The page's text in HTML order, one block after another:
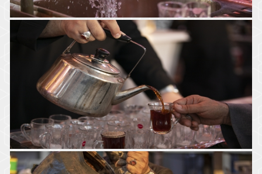
موكب السادة الخدم - العتبة العباسية المقدسة